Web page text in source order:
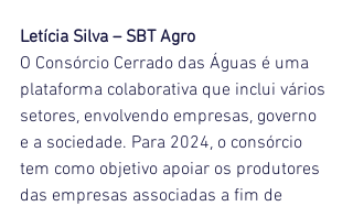
Letícia Silva – SBT Agro
O Consórcio Cerrado das Águas é uma
plataforma colaborativa que inclui vários
setores, envolvendo empresas, governo
e a sociedade. Para 2024, o consórcio
tem como objetivo apoiar os produtores
das empresas associadas a fim de